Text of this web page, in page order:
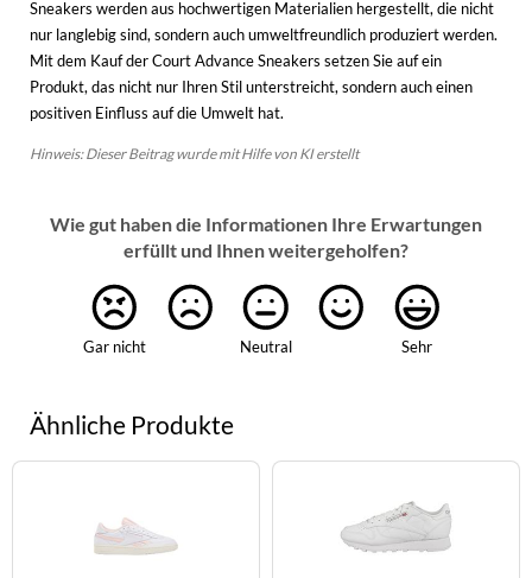
Sneakers werden aus hochwertigen Materialien hergestellt, die nicht
nur langlebig sind, sondern auch umweltfreundlich produziert werden.
Mit dem Kauf der Court Advance Sneakers setzen Sie auf ein
Produkt, das nicht nur Ihren Stil unterstreicht, sondern auch einen
positiven Einfluss auf die Umwelt hat.
Hinweis: Dieser Beitrag wurde mit Hilfe von KI erstellt
Wie gut haben die Informationen Ihre Erwartungen
erfüllt und Ihnen weitergeholfen?
Gar nicht Neutral Sehr
Ähnliche Produkte